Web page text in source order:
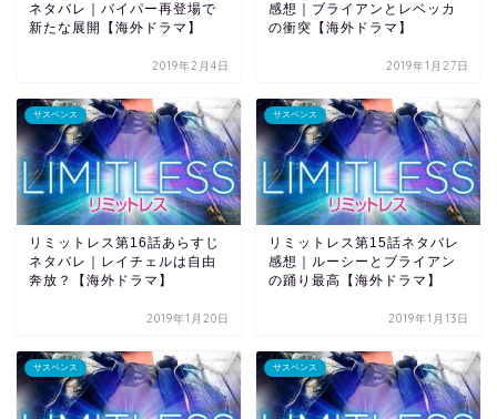
ネタバレ｜バイパー再登場で
新たな展開【海外ドラマ】
2019年2月4日
感想｜ブライアンとレベッカ
の衝突【海外ドラマ】
2019年1月27日
サスペンス
リミットレス第16話あらすじ
ネタバレ｜レイチェルは自由
奔放？【海外ドラマ】
2019年1月20日
サスペンス
リミットレス第15話ネタバレ
感想｜ルーシーとブライアン
の踊り最高【海外ドラマ】
2019年1月13日
サスペンス サスペンス